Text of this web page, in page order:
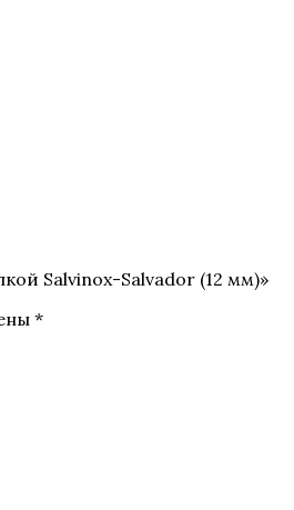
Salvinox-Salvador (12 мм)»
*